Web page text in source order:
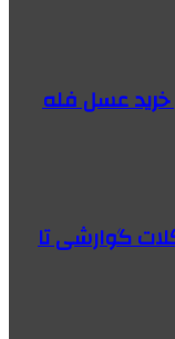
عسل فله
گوارشی تا